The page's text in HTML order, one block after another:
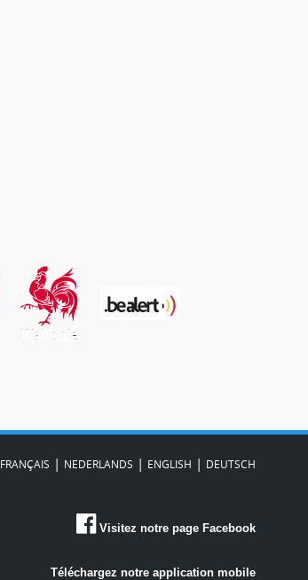
FRANÇAIS | NEDERLANDS | ENGLISH | DEUTSCH
Visitez notre page Facebook
Téléchargez notre application mobile